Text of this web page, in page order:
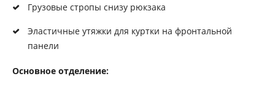
Грузовые стропы снизу рюкзака
Эластичные утяжки для куртки на фронтальной
панели
Основное отделение: